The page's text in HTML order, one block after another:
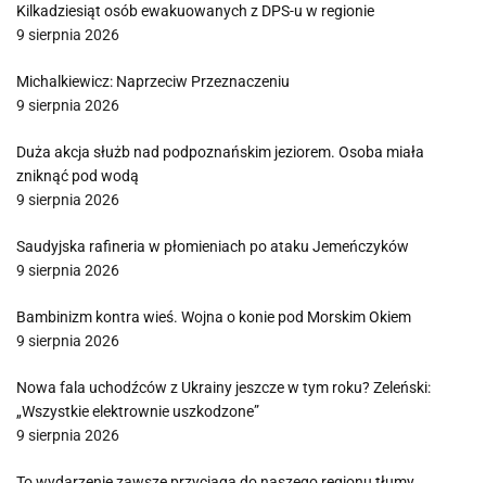
Kilkadziesiąt osób ewakuowanych z DPS-u w regionie
9 sierpnia 2026
Michalkiewicz: Naprzeciw Przeznaczeniu
9 sierpnia 2026
Duża akcja służb nad podpoznańskim jeziorem. Osoba miała
zniknąć pod wodą
9 sierpnia 2026
Saudyjska rafineria w płomieniach po ataku Jemeńczyków
9 sierpnia 2026
Bambinizm kontra wieś. Wojna o konie pod Morskim Okiem
9 sierpnia 2026
Nowa fala uchodźców z Ukrainy jeszcze w tym roku? Zeleński:
„Wszystkie elektrownie uszkodzone”
9 sierpnia 2026